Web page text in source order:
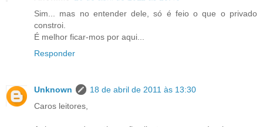
Sim... mas no entender dele, só é feio o que o privado
constroi.
É melhor ficar-mos por aqui...
Responder
Unknown
18 de abril de 2011 às 13:30
Caros leitores,